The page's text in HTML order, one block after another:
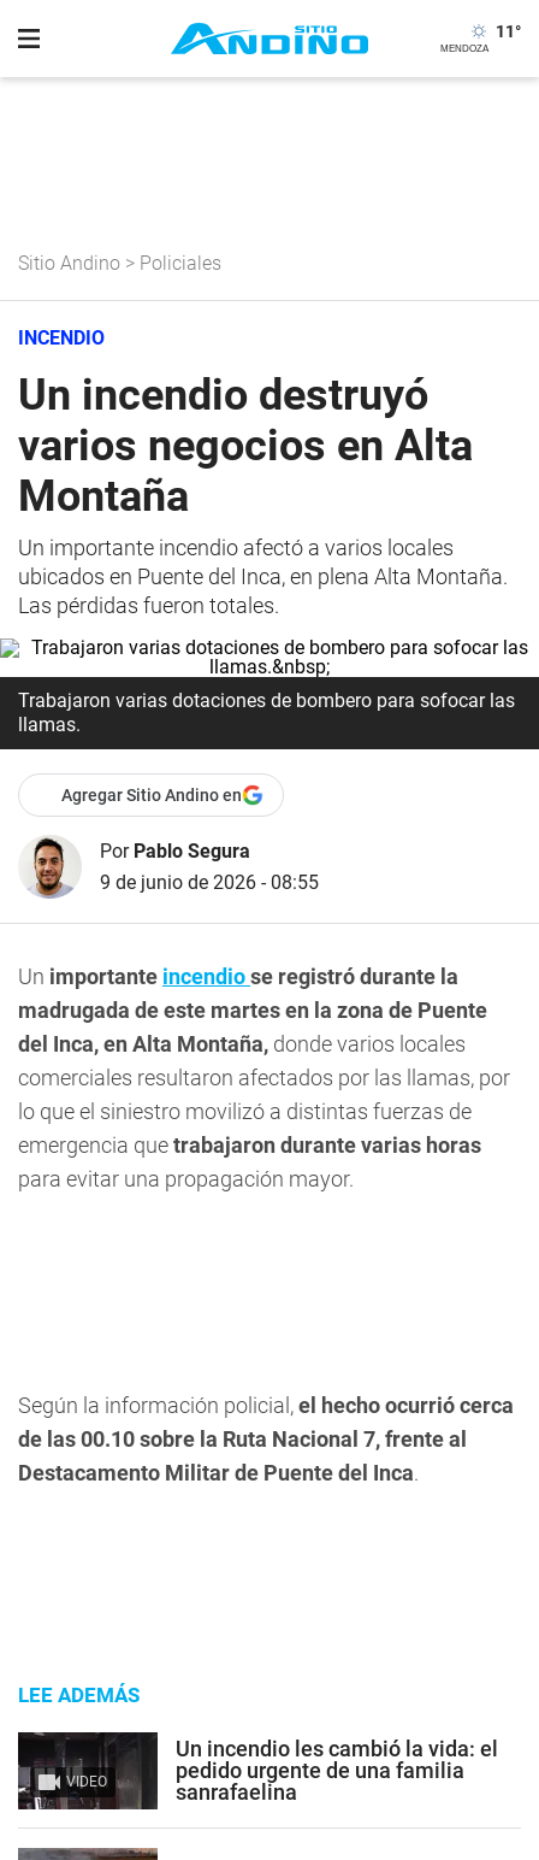
11°
Sitio Andino > Policiales
INCENDIO
Un incendio destruyó
varios negocios en Alta
Montaña
Un importante incendio afectó a varios locales
ubicados en Puente del Inca, en plena Alta Montaña.
Las pérdidas fueron totales.
Trabajaron varias dotaciones de bombero para sofocar las
llamas.
Agregar Sitio Andino en
Por Pablo Segura
9 de junio de 2026 - 08:55
Un importante incendiose registró durante la
madrugada de este martes en la zona de Puente
del Inca, en Alta Montaña, donde varios locales
comerciales resultaron afectados por las llamas, por
lo que el siniestro movilizó a distintas fuerzas de
emergencia quetrabajaron durante varias horas
para evitar una propagación mayor.
Según la información policial,el hecho ocurrió cerca
de las 00.10 sobre la Ruta Nacional 7, frente al
Destacamento Militar de Puente del Inca.
LEE ADEMÁS
VIDEO
Un incendio les cambió la vida: el
pedido urgente de una familia
sanrafaelina